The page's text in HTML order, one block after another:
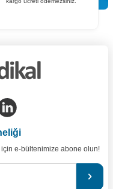
e-bültenimize abone olun!